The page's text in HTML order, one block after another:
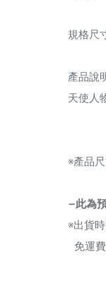
規格尺
產品說
天使人
※產品
—此為
※出貨
免運